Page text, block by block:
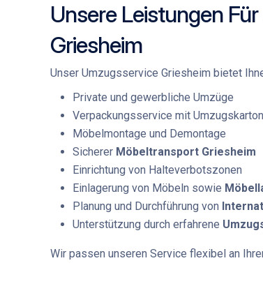
Unsere Leistungen
Griesheim
Unser Umzugsservice Griesheim bietet
Private und gewerbliche Umzüge
Verpackungsservice mit
Möbelmontage und Demontage
Sicherer Möbeltransport Griesheim
Einrichtung von Halteverbotszonen
Einlagerung von Möbeln sowie
Planung und Durchführung von
Unterstützung durch erfahrene
Wir passen unseren Service flexibel an